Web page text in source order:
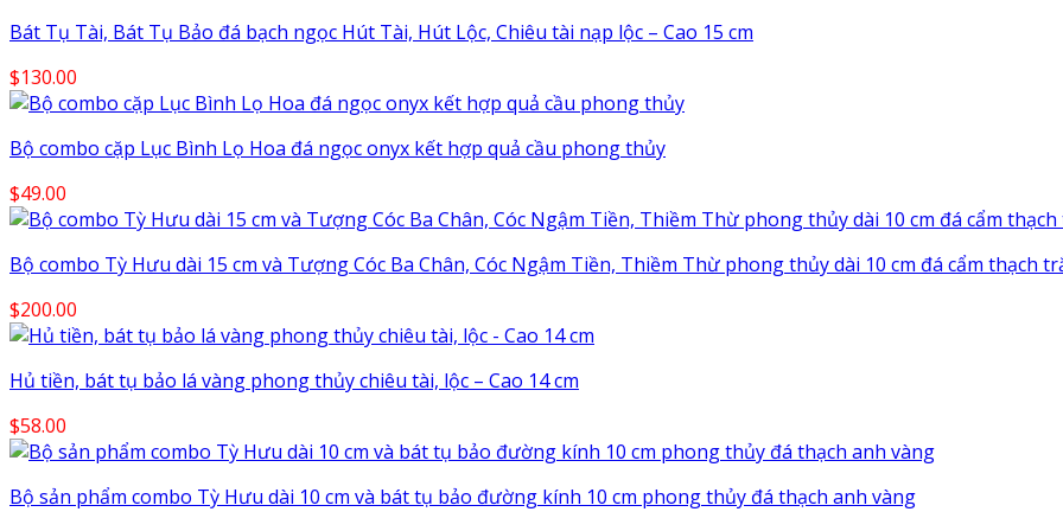
Bát Tụ Tài, Bát Tụ Bảo đá bạch ngọc Hút Tài, Hút Lộc, Chiêu tài nạp lộc – Cao 15 cm
$130.00
Bộ combo cặp Lục Bình Lọ Hoa đá ngọc onyx kết hợp quả cầu phong thủy
$49.00
Bộ combo Tỳ Hưu dài 15 cm và Tượng Cóc Ba Chân, Cóc Ngậm Tiền, Thiềm Thừ phong thủy dài 10 cm đá cẩm thạch
$200.00
Hủ tiền, bát tụ bảo lá vàng phong thủy chiêu tài, lộc – Cao 14 cm
$58.00
Bộ sản phẩm combo Tỳ Hưu dài 10 cm và bát tụ bảo đường kính 10 cm phong thủy đá thạch anh vàng